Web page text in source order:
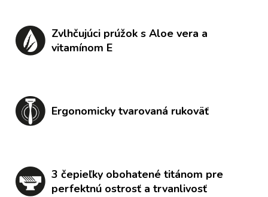
Zvlhčujúci prúžok s Aloe vera a
vitamínom E
Ergonomicky tvarovaná rukoväť
3 čepieľky obohatené titánom pre
perfektnú ostrosť a trvanlivosť